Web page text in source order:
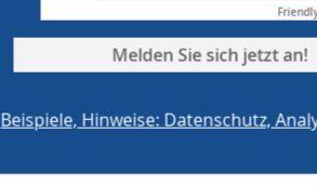
Bauteile
die Schüler bereits im
prüfungsorientiert ist,
dem Vortrag auch im Gespräch
Zu diesem Arbeitsfeld erhielt
Friendly
Melden Sie sich jetzt an!
Beispiele, Hinweise: Datenschutz,